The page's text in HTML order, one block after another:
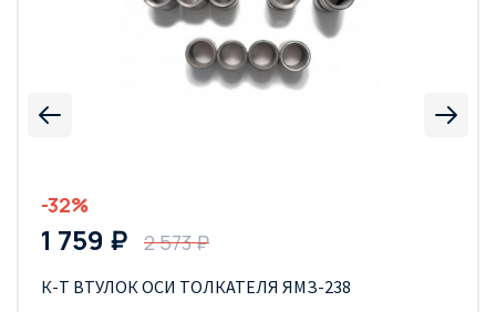
-32%
1 759 ₽ 2 573 ₽
К-Т ВТУЛОК ОСИ ТОЛКАТЕЛЯ ЯМЗ-238